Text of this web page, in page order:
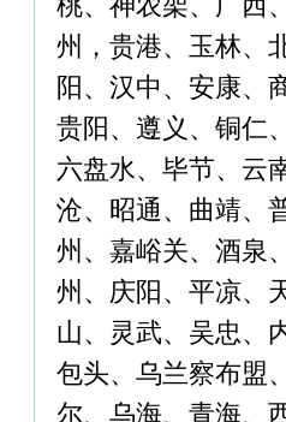
州，贵港、玉林、
阳、汉中、安康、
贵阳、遵义、铜仁
六盘水、毕节、云
沧、昭通、曲靖、
州、嘉峪关、酒泉
州、庆阳、平凉、
山、灵武、吴忠、
包头、乌兰察布盟
尔、乌海、青海、